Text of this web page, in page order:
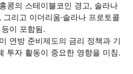
콩의 스테이블코인 경고, 솔라나
리고 이더리움·솔라나 프로토콜
이 포함됨.
연방 준비제도의 금리 정책과 기
투자 활동이 중요한 영향을 미침.